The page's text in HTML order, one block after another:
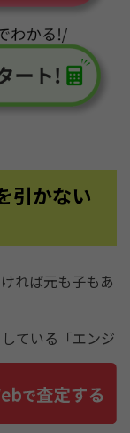
引かない
れば元も子もあ
ている「エンジ
お教えします。